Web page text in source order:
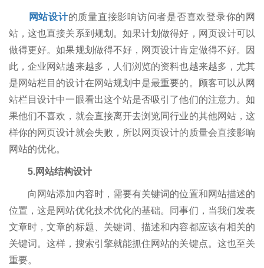
网站设计的质量直接影响访问者是否喜欢登录你的网
站，这也直接关系到规划。如果计划做得好，网页设计可以
做得更好。如果规划做得不好，网页设计肯定做得不好。因
此，企业网站越来越多，人们浏览的资料也越来越多，尤其
是网站栏目的设计在网站规划中是最重要的。顾客可以从网
站栏目设计中一眼看出这个站是否吸引了他们的注意力。如
果他们不喜欢，就会直接离开去浏览同行业的其他网站，这
样你的网页设计就会失败，所以网页设计的质量会直接影响
网站的优化。
5.网站结构设计
向网站添加内容时，需要有关键词的位置和网站描述的
位置，这是网站优化技术优化的基础。同事们，当我们发表
文章时，文章的标题、关键词、描述和内容都应该有相关的
关键词。这样，搜索引擎就能抓住网站的关键点。这也至关
重要。